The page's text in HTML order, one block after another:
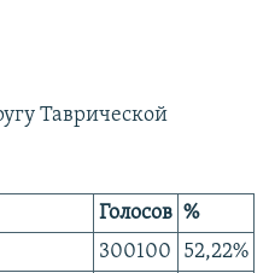
Таврической
Голосов %
300100
52,22%